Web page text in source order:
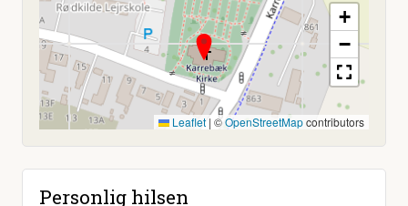
+
−
Leaflet | ©OpenStreetMapcontributors
Personlig hilsen